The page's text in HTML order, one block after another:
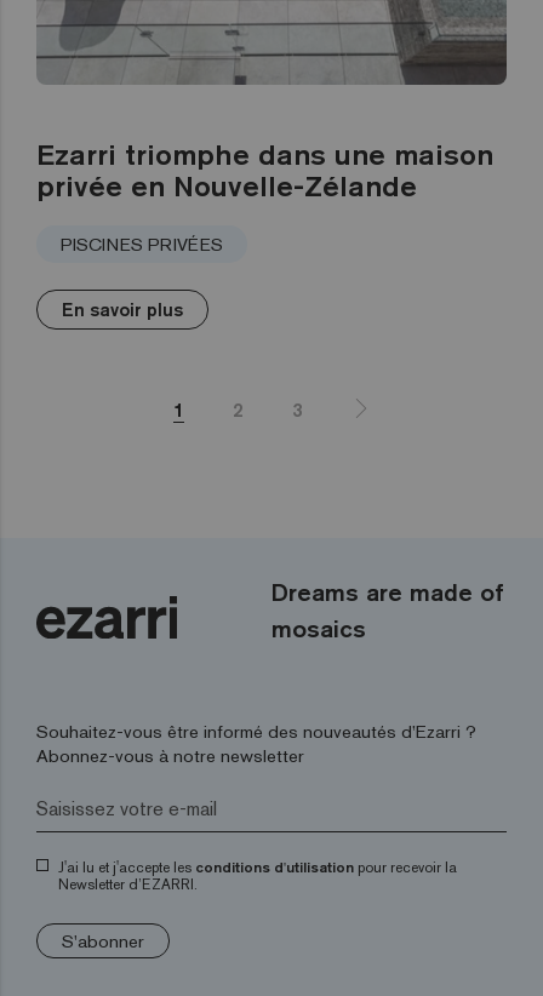
Ezarri triomphe dans une maison
privée en Nouvelle-Zélande
PISCINES PRIVÉES
En savoir plus
1 2 3
Dreams are made of
mosaics
Souhaitez-vous être informé des nouveautés d’Ezarri ?
Abonnez-vous à notre newsletter
J'ai lu et j'accepte les conditions d'utilisation pour recevoir la
Newsletter d’EZARRI.
S'abonner